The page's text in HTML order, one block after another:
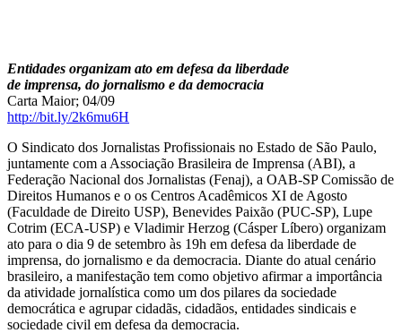
Entidades organizam ato em defesa da liberdade
de imprensa, do jornalismo e da democracia
Carta Maior; 04/09
http://bit.ly/2k6mu6H
O Sindicato dos Jornalistas Profissionais no Estado de São Paulo,
juntamente com a Associação Brasileira de Imprensa (ABI), a
Federação Nacional dos Jornalistas (Fenaj), a OAB-SP Comissão de
Direitos Humanos e o os Centros Acadêmicos XI de Agosto
(Faculdade de Direito USP), Benevides Paixão (PUC-SP), Lupe
Cotrim (ECA-USP) e Vladimir Herzog (Cásper Líbero) organizam
ato para o dia 9 de setembro às 19h em defesa da liberdade de
imprensa, do jornalismo e da democracia. Diante do atual cenário
brasileiro, a manifestação tem como objetivo afirmar a importância
da atividade jornalística como um dos pilares da sociedade
democrática e agrupar cidadãs, cidadãos, entidades sindicais e
sociedade civil em defesa da democracia.